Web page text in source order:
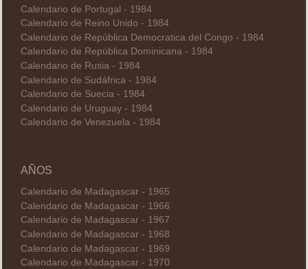
Calendario de Portugal - 1984
Calendario de Reino Unido - 1984
Calendario de República Democratica del Congo - 1984
Calendario de República Dominicana - 1984
Calendario de Rusia - 1984
Calendario de Sudáfrica - 1984
Calendario de Suecia - 1984
Calendario de Uruguay - 1984
Calendario de Venezuela - 1984
AÑOS
Calendario de Madagascar - 1965
Calendario de Madagascar - 1966
Calendario de Madagascar - 1967
Calendario de Madagascar - 1968
Calendario de Madagascar - 1969
Calendario de Madagascar - 1970